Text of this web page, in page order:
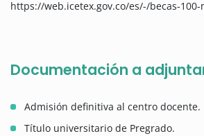
https://web.icetex.gov.co/es/-/becas-
Documentación a
Admisión definitiva al centro docente.
Título universitario de Pregrado.